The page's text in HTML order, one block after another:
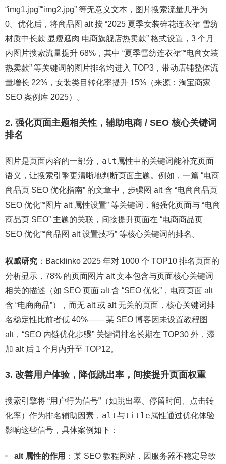
“img1.jpg”“img2.jpg” 等无意义文本，图片搜索流量几乎为
0。优化后，将商品图 alt 按 “2025 夏季女装碎花连衣裙 雪纺
材质中长款 显瘦遮肉 电商旗舰店热卖款” 格式设置，3 个月
内图片搜索流量提升 68%，其中 “夏季雪纺连衣裙”“电商女装
热卖款” 等关键词的图片排名均进入 TOP3，带动店铺整体流
量增长 22%，女装类目转化率提升 15%（来源：淘宝商家
SEO 案例库 2025）。
2. 强化页面主题相关性，辅助电商 / SEO 核心关键词
排名
图片是页面内容的一部分， alt 属性中的关键词能补充页面
语义，让搜索引擎更清晰地判断页面主题。例如，一篇 “电商
商品页 SEO 优化指南” 的文章中，步骤图 alt 含 “电商商品页
SEO 优化”“图片 alt 属性设置” 等关键词，能强化页面与 “电商
商品页 SEO” 主题的关联，间接提升页面在 “电商商品页
SEO 优化”“商品图 alt 设置技巧” 等核心关键词的排名。
权威研究 ：Backlinko 2025 年对 1000 个 TOP10 排名页面的
分析显示，78% 的页面图片 alt 文本包含与页面核心关键词
相关的描述（如 SEO 页面 alt 含 “SEO 优化”，电商页面 alt
含 “电商商品”），而无 alt 或 alt 无关的页面，核心关键词排
名稳定性比前者低 40%—— 某 SEO 博客因未设置教程图
alt，“SEO 内链优化步骤” 关键词排名长期在 TOP30 外，添
加 alt 后 1 个月内升至 TOP12。
3. 改善用户体验，降低跳出率，间接提升页面权重
搜索引擎将 “用户行为信号”（如跳出率、停留时间、点击转
化率）作为排名辅助因素， alt与title属性通过优化体验
影响这些信号，具体案例如下：
alt 属性的作用 ：某 SEO 教程网站，因服务器不稳定导致